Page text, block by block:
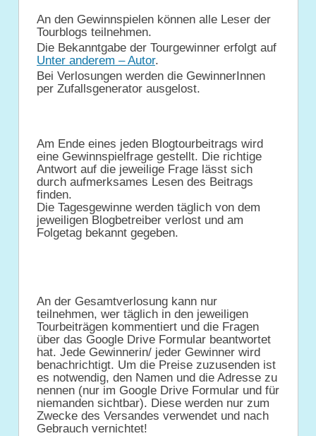
An den Gewinnspielen können alle Leser der
Tourblogs teilnehmen.
Die Bekanntgabe der Tourgewinner erfolgt auf
Unter anderem – Autor.
Bei Verlosungen werden die GewinnerInnen
per Zufallsgenerator ausgelost.
Am Ende eines jeden Blogtourbeitrags wird
eine Gewinnspielfrage gestellt. Die richtige
Antwort auf die jeweilige Frage lässt sich
durch aufmerksames Lesen des Beitrags
finden.
Die Tagesgewinne werden täglich von dem
jeweiligen Blogbetreiber verlost und am
Folgetag bekannt gegeben.
An der Gesamtverlosung kann nur
teilnehmen, wer täglich in den jeweiligen
Tourbeiträgen kommentiert und die Fragen
über das Google Drive Formular beantwortet
hat. Jede Gewinnerin/ jeder Gewinner wird
benachrichtigt. Um die Preise zuzusenden ist
es notwendig, den Namen und die Adresse zu
nennen (nur im Google Drive Formular und für
niemanden sichtbar). Diese werden nur zum
Zwecke des Versandes verwendet und nach
Gebrauch vernichtet!